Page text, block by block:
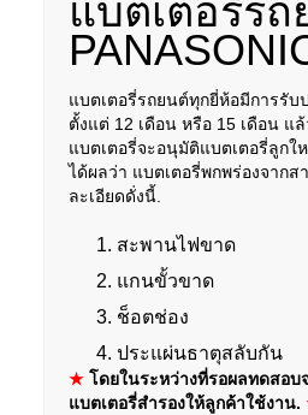
แบตเตอรี่ร
แบตเตอรี่รถยนต์ทุกยี่ห้อมีการรั
ตั้งแต่ 12 เดือน หรือ 15 เดือน แ
แบตเตอรี่จะอนุมัติแบตเตอรี่ลูก
ได้ผลว่า แบตเตอรี่พกพร่องจากส
ละเอียดดั่งนี้.
สะพานไฟขาด
แกนขั้วขาด
ช็อตช่อง
ประแผ่นธาตุสลับกัน
★ โดยในระหว่างที่รอผลทดสอบ
แบตเตอรี่สำรองให้ลูกค้าใช้งาน.